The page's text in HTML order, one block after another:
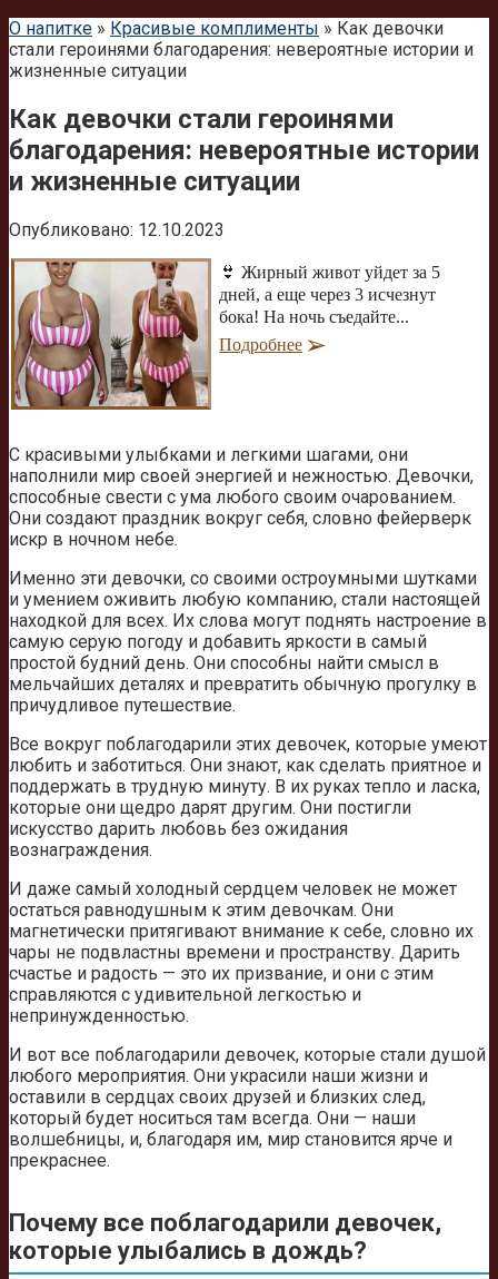
О напитке » Красивые комплименты » Как девочки
стали героинями благодарения: невероятные истории и
жизненные ситуации
Как девочки стали героинями
благодарения: невероятные истории
и жизненные ситуации
Опубликовано: 12.10.2023
👙 Жирный живот уйдет за 5
дней, а еще через 3 исчезнут
бока! На ночь съедайте...
Подробнее
С красивыми улыбками и легкими шагами, они
наполнили мир своей энергией и нежностью. Девочки,
способные свести с ума любого своим очарованием.
Они создают праздник вокруг себя, словно фейерверк
искр в ночном небе.
Именно эти девочки, со своими остроумными шутками
и умением оживить любую компанию, стали настоящей
находкой для всех. Их слова могут поднять настроение в
самую серую погоду и добавить яркости в самый
простой будний день. Они способны найти смысл в
мельчайших деталях и превратить обычную прогулку в
причудливое путешествие.
Все вокруг поблагодарили этих девочек, которые умеют
любить и заботиться. Они знают, как сделать приятное и
поддержать в трудную минуту. В их руках тепло и ласка,
которые они щедро дарят другим. Они постигли
искусство дарить любовь без ожидания
вознаграждения.
И даже самый холодный сердцем человек не может
остаться равнодушным к этим девочкам. Они
магнетически притягивают внимание к себе, словно их
чары не подвластны времени и пространству. Дарить
счастье и радость — это их призвание, и они с этим
справляются с удивительной легкостью и
непринужденностью.
И вот все поблагодарили девочек, которые стали душой
любого мероприятия. Они украсили наши жизни и
оставили в сердцах своих друзей и близких след,
который будет носиться там всегда. Они — наши
волшебницы, и, благодаря им, мир становится ярче и
прекраснее.
Почему все поблагодарили девочек,
которые улыбались в дождь?